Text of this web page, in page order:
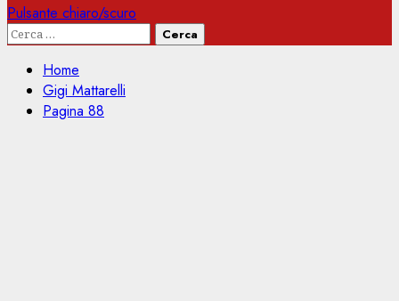
Pulsante chiaro/scuro
Ricerca
Home
Gigi Mattarelli
Pagina 88